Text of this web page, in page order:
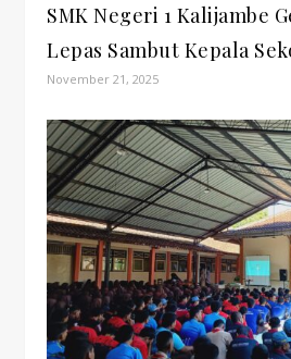
SMK Negeri 1 Kalijambe
Lepas Sambut Kepala
November 21, 2025